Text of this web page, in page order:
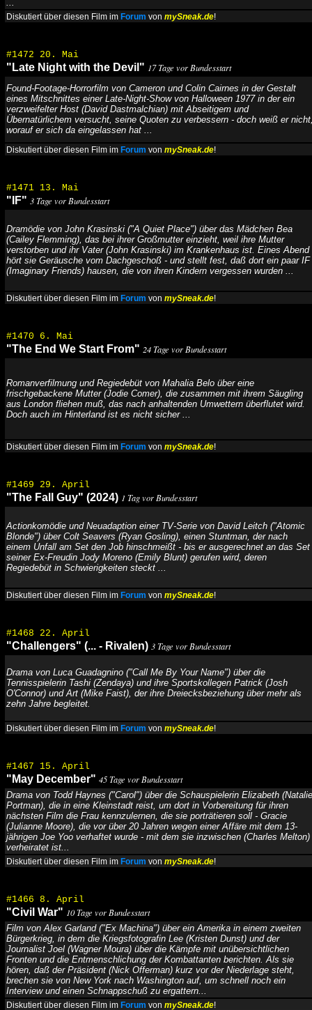
...
Diskutiert über diesen Film im Forum von mySneak.de!
#1472 20. Mai
"Late Night with the Devil" 17 Tage vor Bundesstart
Found-Footage-Horrorfilm von Cameron und Colin Cairnes in der Gestalt
eines Mitschnittes einer Late-Night-Show von Halloween 1977 in der ein
verzweifelter Host (David Dastmalchian) mit Abseitigem und
Übernatürlichem versucht, seine Quoten zu verbessern - doch weiß er
worauf er sich da eingelassen hat ...
Diskutiert über diesen Film im Forum von mySneak.de!
#1471 13. Mai
"IF" 3 Tage vor Bundesstart
Dramödie von John Krasinski ("A Quiet Place") über das Mädchen Bea
(Cailey Flemming), das bei ihrer Großmutter einzieht, weil ihre Mutter
verstorben und ihr Vater (John Krasinski) im Krankenhaus ist. Eines Abend
hört sie Geräusche vom Dachgeschoß - und stellt fest, daß dort ein paar IF
(Imaginary Friends) hausen, die von ihren Kindern vergessen wurden ...
Diskutiert über diesen Film im Forum von mySneak.de!
#1470 6. Mai
"The End We Start From" 24 Tage vor Bundesstart
Romanverfilmung und Regiedebüt von Mahalia Belo über eine
frischgebackene Mutter (Jodie Comer), die zusammen mit ihrem Säugling
aus London fliehen muß, das nach anhaltenden Umwettern überflutet wird.
Doch auch im Hinterland ist es nicht sicher ...
Diskutiert über diesen Film im Forum von mySneak.de!
#1469 29. April
"The Fall Guy" (2024) 1 Tag vor Bundesstart
Actionkomödie und Neuadaption einer TV-Serie von David Leitch ("Atomic
Blonde") über Colt Seavers (Ryan Gosling), einen Stuntman, der nach
einem Unfall am Set den Job hinschmeißt - bis er ausgerechnet an das Set
seiner Ex-Freudin Jody Moreno (Emily Blunt) gerufen wird, deren
Regiedebüt in Schwierigkeiten steckt ...
Diskutiert über diesen Film im Forum von mySneak.de!
#1468 22. April
"Challengers" (... - Rivalen) 3 Tage vor Bundesstart
Drama von Luca Guadagnino ("Call Me By Your Name") über die
Tennisspielerin Tashi (Zendaya) und ihre Sportskollegen Patrick (Josh
O'Connor) und Art (Mike Faist), der ihre Dreiecksbeziehung über mehr als
zehn Jahre begleitet.
Diskutiert über diesen Film im Forum von mySneak.de!
#1467 15. April
"May December" 45 Tage vor Bundesstart
Drama von Todd Haynes ("Carol") über die Schauspielerin Elizabeth (Natalie
Portman), die in eine Kleinstadt reist, um dort in Vorbereitung für ihren
nächsten Film die Frau kennzulernen, die sie porträtieren soll - Gracie
(Julianne Moore), die vor über 20 Jahren wegen einer Affäre mit dem 13-
jährigen Joe Yoo verhaftet wurde - mit dem sie inzwischen (Charles Melton)
verheiratet ist...
Diskutiert über diesen Film im Forum von mySneak.de!
#1466 8. April
"Civil War" 10 Tage vor Bundesstart
Film von Alex Garland ("Ex Machina") über ein Amerika in einem zweiten
Bürgerkrieg, in dem die Kriegsfotografin Lee (Kristen Dunst) und der
Journalist Joel (Wagner Moura) über die Kämpfe mit unübersichtlichen
Fronten und die Entmenschlichung der Kombattanten berichten. Als sie
hören, daß der Präsident (Nick Offerman) kurz vor der Niederlage steht,
brechen sie von New York nach Washington auf, um schnell noch ein
Interview und einen Schnappschuß zu ergattern...
Diskutiert über diesen Film im Forum von mySneak.de!